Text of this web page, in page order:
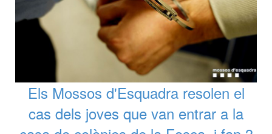
Els Mossos d'Esquadra resolen el
cas dels joves que van entrar a la